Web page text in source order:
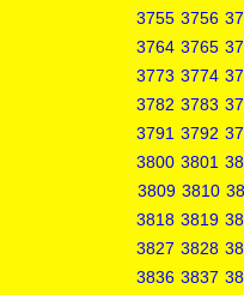
3755 3756
3764 3765
3773 3774
3782 3783
3791 3792
3800 3801
3809 3810
3818 3819
3827 3828
3836 3837